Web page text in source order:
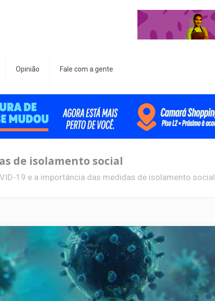
Opinião Fale com a gente
de isolamento social
19 e a importância das medidas de isolamento social